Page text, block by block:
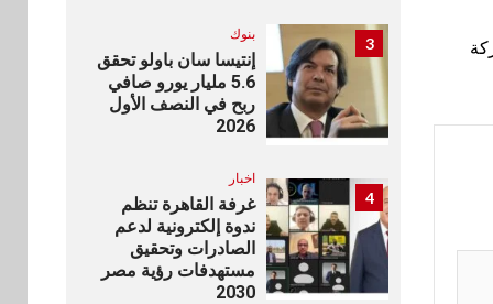
3 بنوك
إنتيسا سان باولو تحقق
5.6 مليار يورو صافي
ربح في النصف الأول
2026
4
اخبار
غرفة القاهرة تنظم
ندوة إلكترونية لدعم
الصادرات وتحقيق
مستهدفات رؤية مصر
2030